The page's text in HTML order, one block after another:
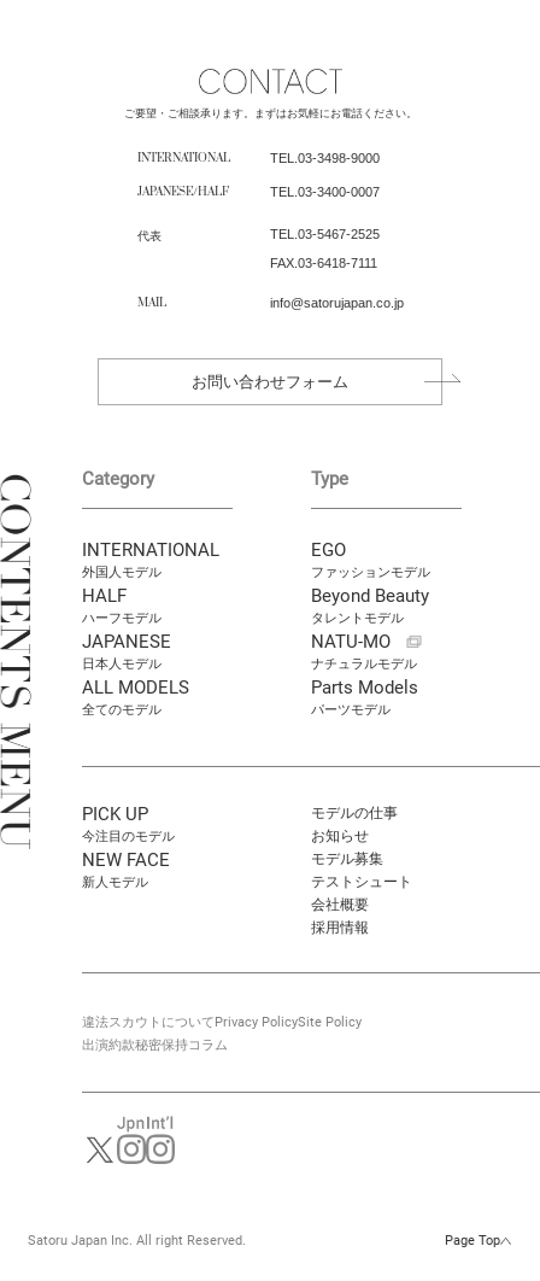
ご要望・ご相談承ります。まずはお気軽にお電話ください。
INTERNATIONAL TEL. 03-3498-9000
JAPANESE/HALF TEL. 03-3400-0007
代表 TEL. 03-5467-2525
FAX.03-6418-7111
MAIL info@satorujapan.co.jp
お問い合わせフォーム
Category
INTERNATIONAL
外国人モデル
HALF
ハーフモデル
JAPANESE
日本人モデル
ALL MODELS
全てのモデル
Type
EGO
ファッションモデル
Beyond Beauty
タレントモデル
NATU-MO
ナチュラルモデル
Parts Models
パーツモデル
PICK UP
今注目のモデル
NEW FACE
新人モデル
モデルの仕事
お知らせ
モデル募集
テストシュート
会社概要
採用情報
Page Top
違法スカウトについてPrivacy PolicySite Policy
出演約款秘密保持コラム
Satoru Japan Inc. All right Reserved.